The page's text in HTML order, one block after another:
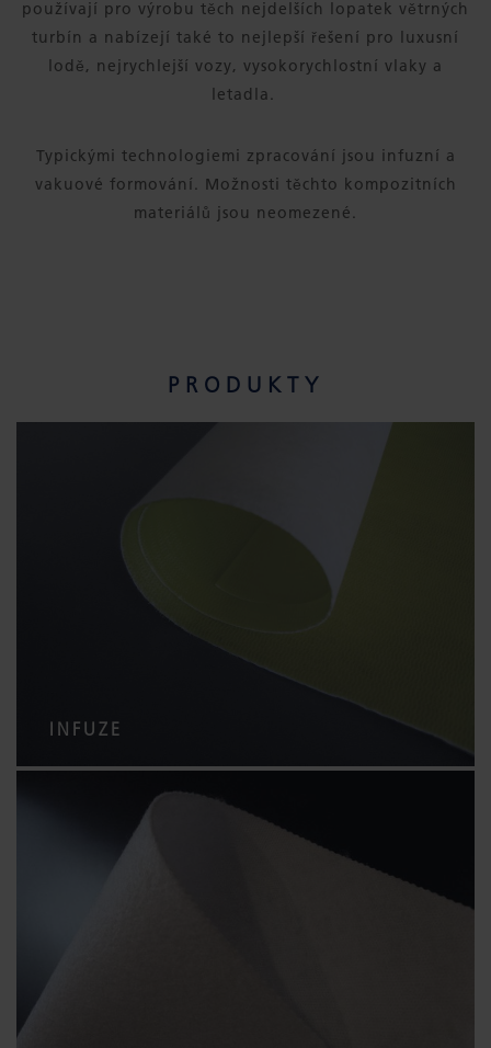
používají pro výrobu těch nejdelších lopatek větrných
turbín a nabízejí také to nejlepší řešení pro luxusní
lodě, nejrychlejší vozy, vysokorychlostní vlaky a
letadla.
Typickými technologiemi zpracování jsou infuzní a
vakuové formování. Možnosti těchto kompozitních
materiálů jsou neomezené.
PRODUKTY
INFUZE